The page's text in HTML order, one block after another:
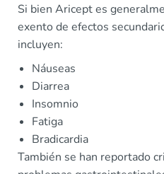
Si bien Aricept es
exento de efectos
incluyen:
Náuseas
Diarrea
Insomnio
Fatiga
Bradicardia
También se han reportado